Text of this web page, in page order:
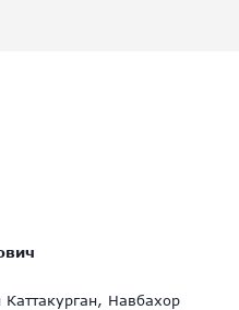
Навбахор